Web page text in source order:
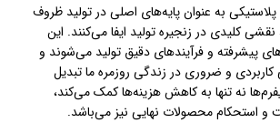
به عنوان پایه‌های اصلی در تولید ظروف
کلیدی در زنجیره تولید ایفا می‌کنند. این
پیشرفته و فرآیندهای دقیق تولید می‌شوند و
و ضروری در زندگی روزمره ما تبدیل
نه تنها به کاهش هزینه‌ها کمک می‌کند،
و استحکام محصولات نهایی نیز می‌باشد.